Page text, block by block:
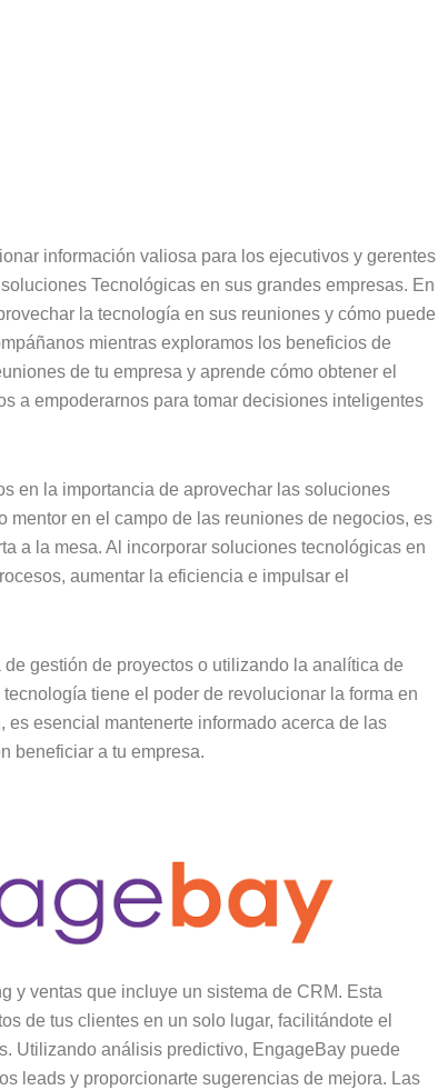
información valiosa para los ejecutivos y gerentes
Tecnológicas en sus grandes empresas. En
la tecnología en sus reuniones y cómo puede
mientras exploramos los beneficios de
de tu empresa y aprende cómo obtener el
a empoderarnos para tomar decisiones inteligentes
en la importancia de aprovechar las soluciones
mentor en el campo de las reuniones de negocios, es
a la mesa. Al incorporar soluciones tecnológicas en
aumentar la eficiencia e impulsar el
gestión de proyectos o utilizando la analítica de
tiene el poder de revolucionar la forma en
esencial mantenerte informado acerca de las
beneficiar a tu empresa.
y ventas que incluye un sistema de CRM. Esta
de tus clientes en un solo lugar, facilitándote el
Utilizando análisis predictivo, EngageBay puede
leads y proporcionarte sugerencias de mejora. Las